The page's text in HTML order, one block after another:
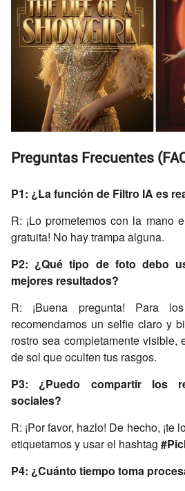
Preguntas Frecuentes
P1: ¿La función de Filtro IA es
R: ¡Lo prometemos con la mano
gratuita! No hay trampa alguna.
P2: ¿Qué tipo de foto debo
mejores resultados?
R: ¡Buena pregunta! Para
recomendamos un selfie claro y
rostro sea completamente visible,
de sol que oculten tus rasgos.
P3: ¿Puedo compartir los
sociales?
R: ¡Por favor, hazlo! De hecho, ¡te
etiquetarnos y usar el hashtag
P4: ¿Cuánto tiempo toma